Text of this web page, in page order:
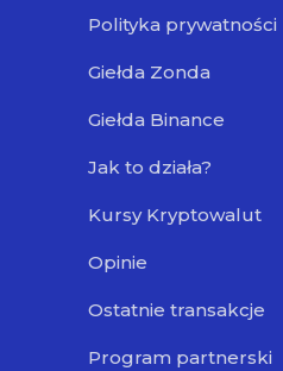
Polityka prywatności
Giełda Zonda
Giełda Binance
Jak to działa?
Kursy Kryptowalut
Opinie
Ostatnie transakcje
Program partnerski